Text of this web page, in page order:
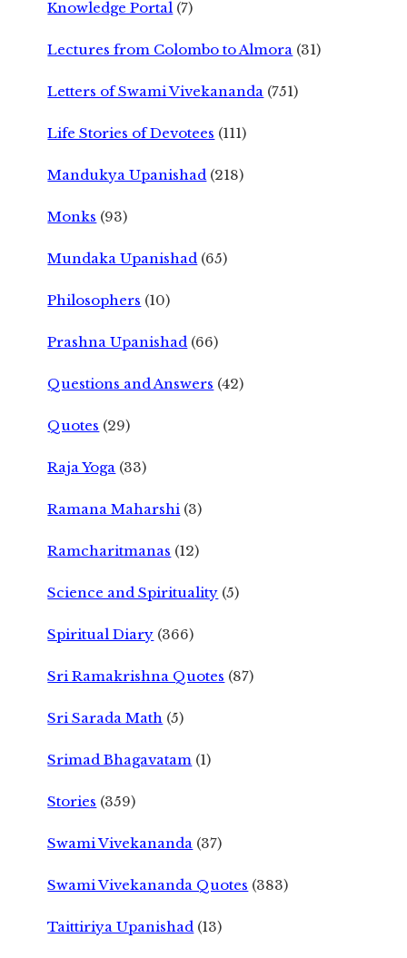
Knowledge Portal (7)
Lectures from Colombo to Almora (31)
Letters of Swami Vivekananda (751)
Life Stories of Devotees (111)
Mandukya Upanishad (218)
Monks (93)
Mundaka Upanishad (65)
Philosophers (10)
Prashna Upanishad (66)
Questions and Answers (42)
Quotes (29)
Raja Yoga (33)
Ramana Maharshi (3)
Ramcharitmanas (12)
Science and Spirituality (5)
Spiritual Diary (366)
Sri Ramakrishna Quotes (87)
Sri Sarada Math (5)
Srimad Bhagavatam (1)
Stories (359)
Swami Vivekananda (37)
Swami Vivekananda Quotes (383)
Taittiriya Upanishad (13)